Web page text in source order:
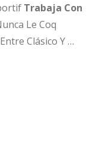
Trabaja Con
Le Coq
Clásico Y …